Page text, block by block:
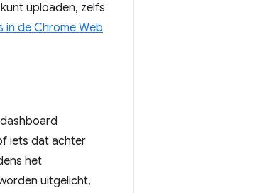
uploaden, zelfs
in de Chrome Web
iets dat achter
het
uitgelicht,